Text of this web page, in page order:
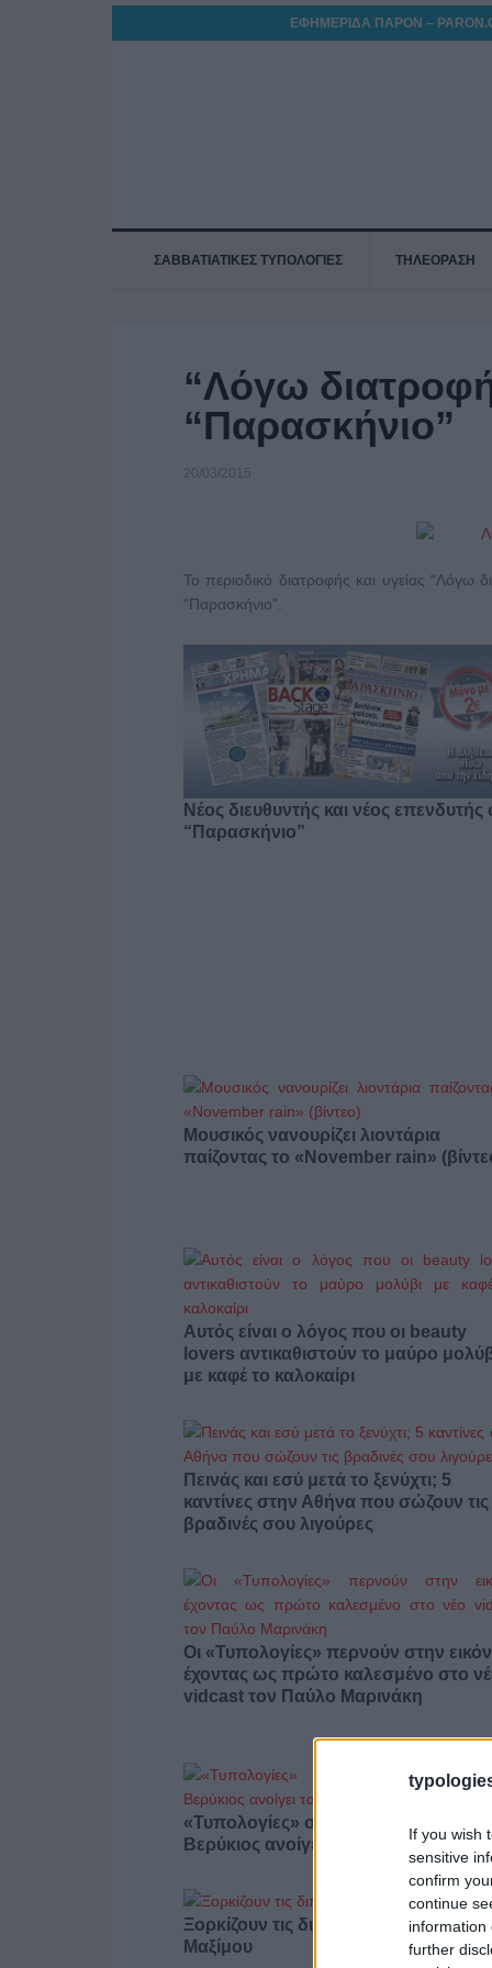
If you wish
sensitive
confirm
continue
information
further
ΕΦΗΜΕΡΙΔΑ ΠΑΡΟΝ –
ΣΑΒΒΑΤΙΑΤΙΚΕΣ ΤΥΠΟΛΟΓΙΕΣ ΤΗΛΕΟΡΑΣΗ
“Λόγω
“Παρασκήνιο”
20/03/2015
Το περιοδικό διατροφής και υγείας “Λόγω
“Παρασκήνιο”.
Νέος διευθυντής και νέος επενδυτής
“Παρασκήνιο”
Μουσικός νανουρίζει λιοντάρια
παίζοντας το «November rain»
Αυτός είναι ο λόγος που οι beauty
lovers αντικαθιστούν το μαύρο
με καφέ το καλοκαίρι
Πεινάς και εσύ μετά το ξενύχτι; 5
καντίνες στην Αθήνα που σώζουν τις
βραδινές σου λιγούρες
Οι «Τυπολογίες» περνούν στην
έχοντας ως πρώτο καλεσμένο στο
vidcast τον Παύλο Μαρινάκη
«Τυπολογίες» στο YouTube: Ο Δήμος
Βερύκιος ανοίγει τα χαρτιά του –
Ξορκίζουν τις διπλές εκλογές στο
Μαξίμου